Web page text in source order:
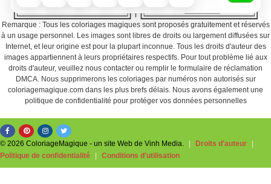
Remarque : Tous les coloriages magiques sont proposés gratuitement et réservés
à un usage personnel. Les images sont libres de droits ou largement diffusées sur
Internet, et leur origine est pour la plupart inconnue. Tous les droits d'auteur des
images appartiennent à leurs propriétaires respectifs. Pour tout problème lié aux
droits d'auteur, veuillez nous contacter ou remplir le formulaire de réclamation
DMCA. Nous supprimerons les coloriages par numéros non autorisés sur
coloriagemagique.com dans les plus brefs délais. Nous avons également une
politique de confidentialité pour protéger vos données personnelles
© 2026 ColoriageMagique - un site Web de Vinh Media. Droits d'auteur
Politique de confidentialité
Conditions d'utilisation